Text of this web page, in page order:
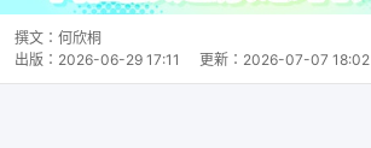
撰文： 何欣桐
出版： 2026-06-29 17:11 更新： 2026-07-07 18:02